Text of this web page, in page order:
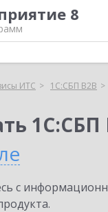
8
ИТС 1С:СБП B2B
1С:СБП
с